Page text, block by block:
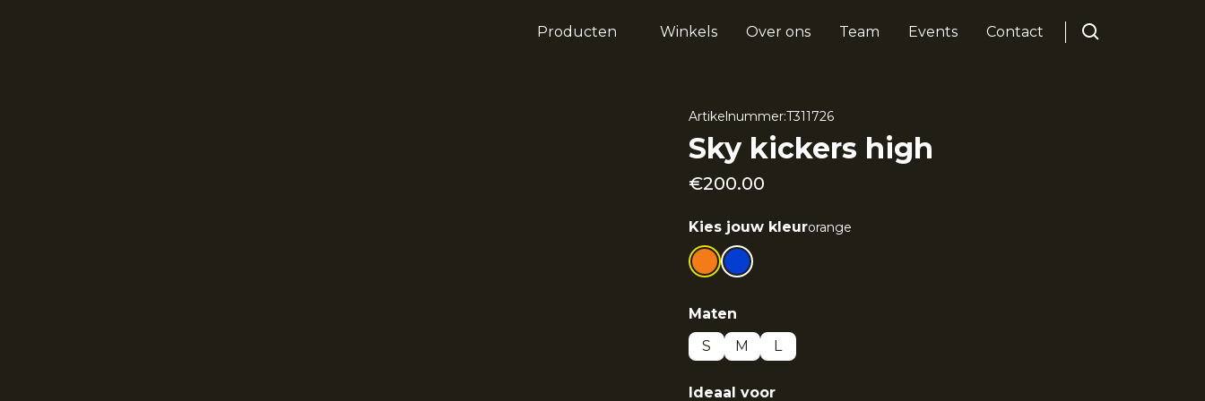
Producten Winkels Over ons Team Events Contact
Artikelnummer:T311726
Sky kickers high
€200.00
Kies jouw kleurorange
Maten
S
M L
Ideaal voor